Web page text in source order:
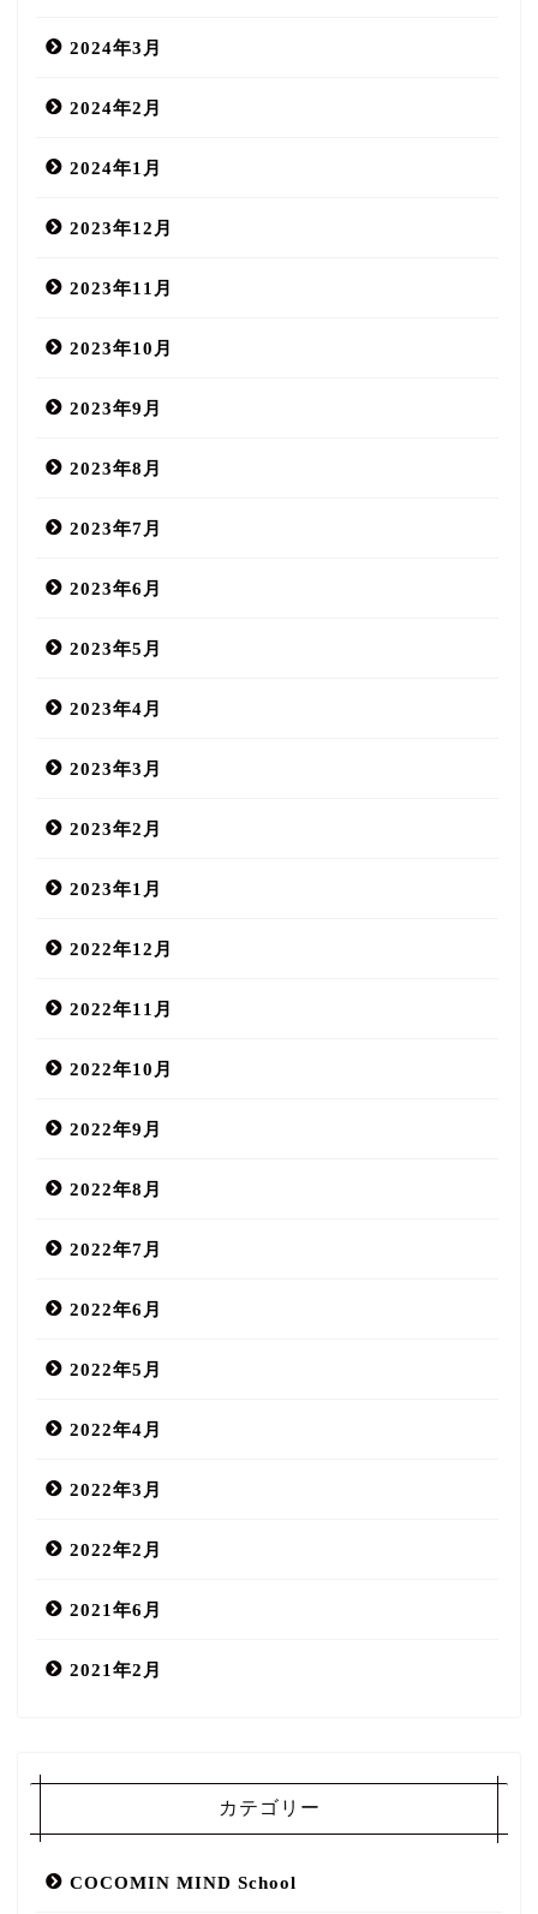
2024年3月
2024年2月
2024年1月
2023年12月
2023年11月
2023年10月
2023年9月
2023年8月
2023年7月
2023年6月
2023年5月
2023年4月
2023年3月
2023年2月
2023年1月
2022年12月
2022年11月
2022年10月
2022年9月
2022年8月
2022年7月
2022年6月
2022年5月
2022年4月
2022年3月
2022年2月
2021年6月
2021年2月
カテゴリー
COCOMIN MIND School